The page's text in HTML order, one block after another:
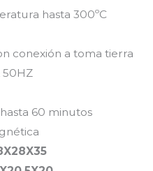
hasta 300ºC
conexión a toma tierra
50HZ
60 minutos